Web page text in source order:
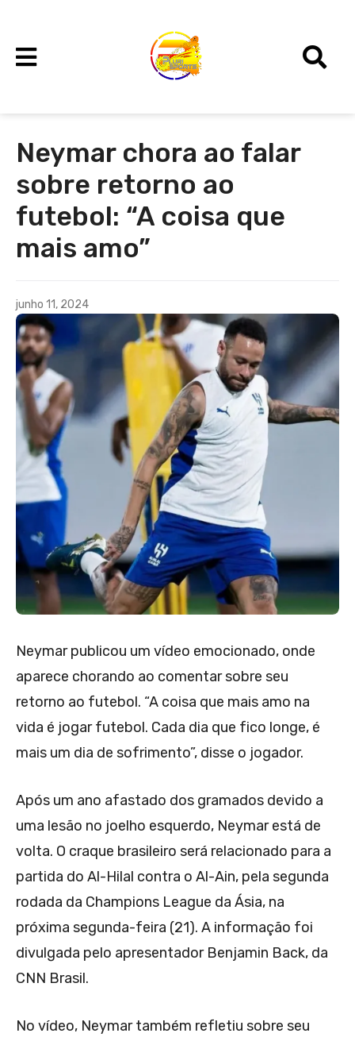
Neymar chora ao falar
sobre retorno ao
futebol: “A coisa que
mais amo”
junho 11, 2024
Neymar publicou um vídeo emocionado, onde
aparece chorando ao comentar sobre seu
retorno ao futebol. “A coisa que mais amo na
vida é jogar futebol. Cada dia que fico longe, é
mais um dia de sofrimento”, disse o jogador.
Após um ano afastado dos gramados devido a
uma lesão no joelho esquerdo, Neymar está de
volta. O craque brasileiro será relacionado para a
partida do Al-Hilal contra o Al-Ain, pela segunda
rodada da Champions League da Ásia, na
próxima segunda-feira (21). A informação foi
divulgada pelo apresentador Benjamin Back, da
CNN Brasil.
No vídeo, Neymar também refletiu sobre seu